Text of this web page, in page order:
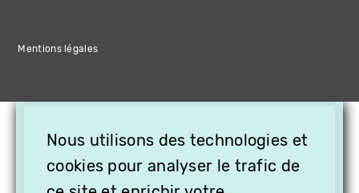
Mentions légales
Nous utilisons des technologies et
cookies pour analyser le trafic de
OFFREZ LA VIDÉO EN
CADEAU, ABONNEZ VOS